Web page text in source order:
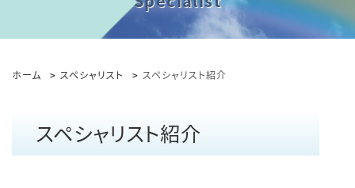
ホーム スペシャリスト スペシャリスト紹介
スペシャリスト紹介